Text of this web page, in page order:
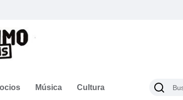
Música Cultura